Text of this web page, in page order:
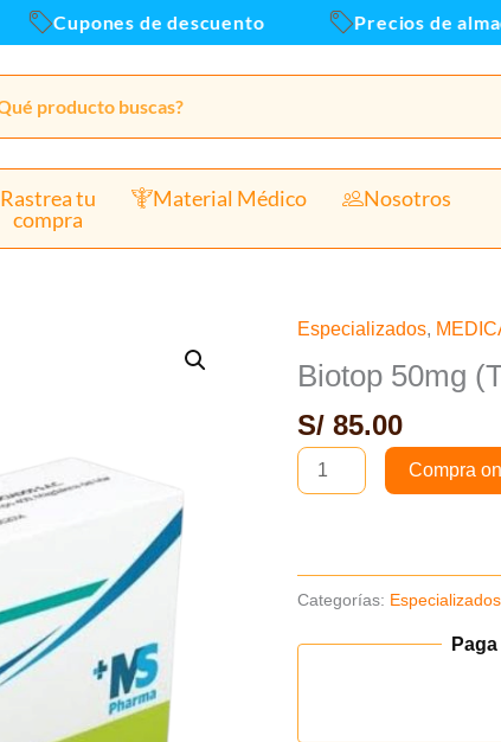
Cupones de descuento Precios de
Rastrea tu
compra
Material Médico Nosotros
Especializados,
Biotop 50mg
S/ 85.00
Biotop
50mg
(Topiramato)
Tab
-
Caja
Compra
Categorías: Especializados